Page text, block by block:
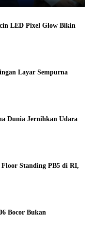
LED Pixel Glow Bikin
Layar Sempurna
Dunia Jernihkan Udara
Standing PB5 di RI,
Bocor Bukan